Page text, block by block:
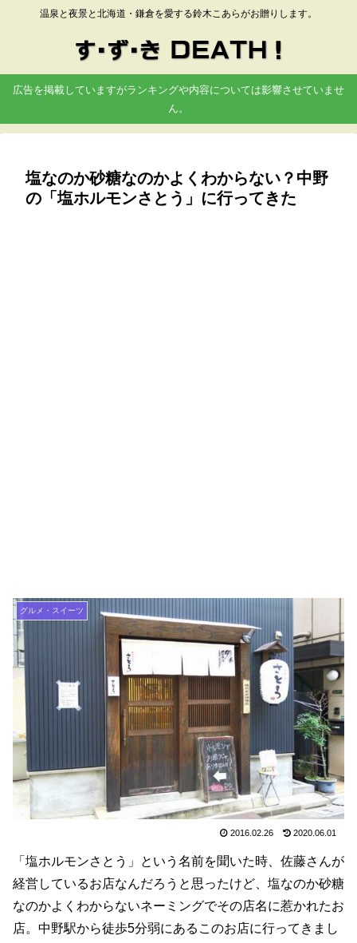
温泉と夜景と北海道・鎌倉を愛する鈴木こあらがお贈りします。
広告を掲載していますがランキングや内容については影響させていませ
ん。
塩なのか砂糖なのかよくわからない？中野
の「塩ホルモンさとう」に行ってきた
グルメ・スイーツ
2016.02.26 2020.06.01
「塩ホルモンさとう」という名前を聞いた時、佐藤さんが
経営しているお店なんだろうと思ったけど、塩なのか砂糖
なのかよくわからないネーミングでその店名に惹かれたお
店。中野駅から徒歩5分弱にあるこのお店に行ってきまし